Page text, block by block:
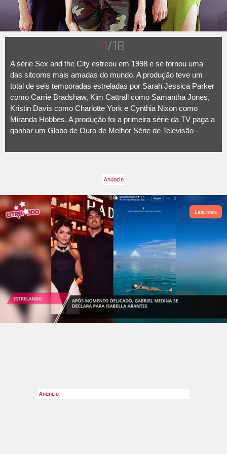
Divulgação 1/18
A série Sex and the City estreou em 1998 e se tornou uma
das sitcoms mais amadas do mundo. A produção teve um
total de seis temporadas estreladas por Sarah Jessica Parker
como Carrie Bradshaw, Kim Cattrall como Samantha Jones,
Kristin Davis como Charlotte York e Cynthia Nixon como
Miranda Hobbes. A produção foi a primeira série da TV paga a
ganhar um Globo de Ouro de Melhor Série de Televisão -
nos dois anos seguintes. Além disso, foi a primeira série da
Leia mais